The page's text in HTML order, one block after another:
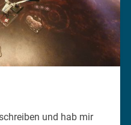
und hab mir